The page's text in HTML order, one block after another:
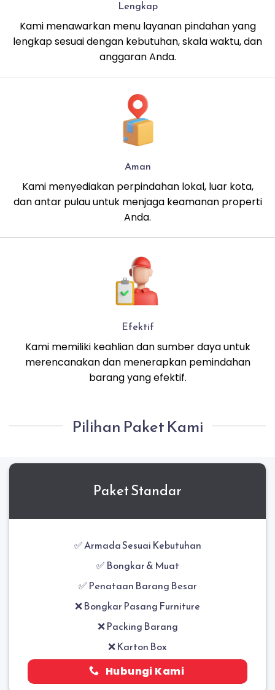
Lengkap
Kami menawarkan menu layanan pindahan yang
lengkap sesuai dengan kebutuhan, skala waktu, dan
anggaran Anda.
Aman
Kami menyediakan perpindahan lokal, luar kota,
dan antar pulau untuk menjaga keamanan properti
Anda.
Efektif
Kami memiliki keahlian dan sumber daya untuk
merencanakan dan menerapkan pemindahan
barang yang efektif.
Pilihan Paket Kami
Paket Standar
✅ Armada Sesuai Kebutuhan
✅ Bongkar & Muat
✅ Penataan Barang Besar
❌ Bongkar Pasang Furniture
❌ Packing Barang
❌ Karton Box
Hubungi Kami